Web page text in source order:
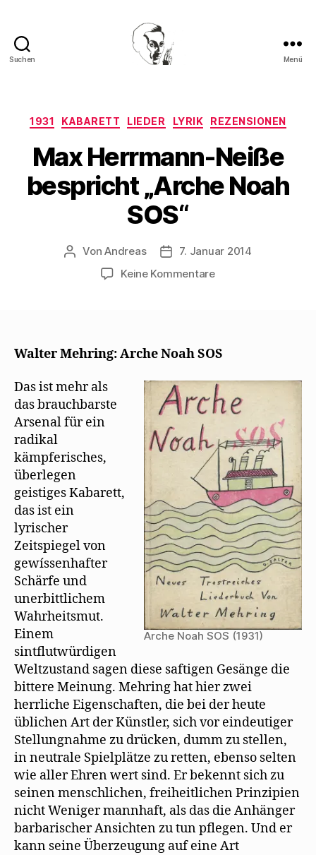
Suchen Menü
Kategorien
1931 KABARETT LIEDER LYRIK REZENSIONEN
Max Herrmann-Neiße
bespricht „Arche Noah
SOS“
Beitragsautor
VonAndreas Beitragsdatum
7. Januar 2014
Keine Kommentarezu
„Arche
SOS“
Walter Mehring: Arche Noah SOS
Arche Noah SOS (1931)
Das ist mehr als
das brauchbarste
Arsenal für ein
radikal
kämpferisches,
überlegen
geistiges Kabarett,
das ist ein
lyrischer
Zeitspiegel von
gewíssenhafter
Schärfe und
unerbittlichem
Wahrheitsmut.
Einem
sintflutwürdigen
Weltzustand sagen diese saftigen Gesänge die
bittere Meinung. Mehring hat hier zwei
herrliche Eigenschaften, die bei der heute
üblichen Art der Künstler, sich vor eindeutiger
Stellungnahme zu drücken, dumm zu stellen,
in neutrale Spielplätze zu retten, ebenso selten
wie aller Ehren wert sind. Er bekennt sich zu
seinen menschlichen, freiheitlichen Prinzipien
nicht Weniger mannhaft, als das die Anhänger
barbarischer Ansichten zu tun pflegen. Und er
kann seine Überzeugung auf eine Art